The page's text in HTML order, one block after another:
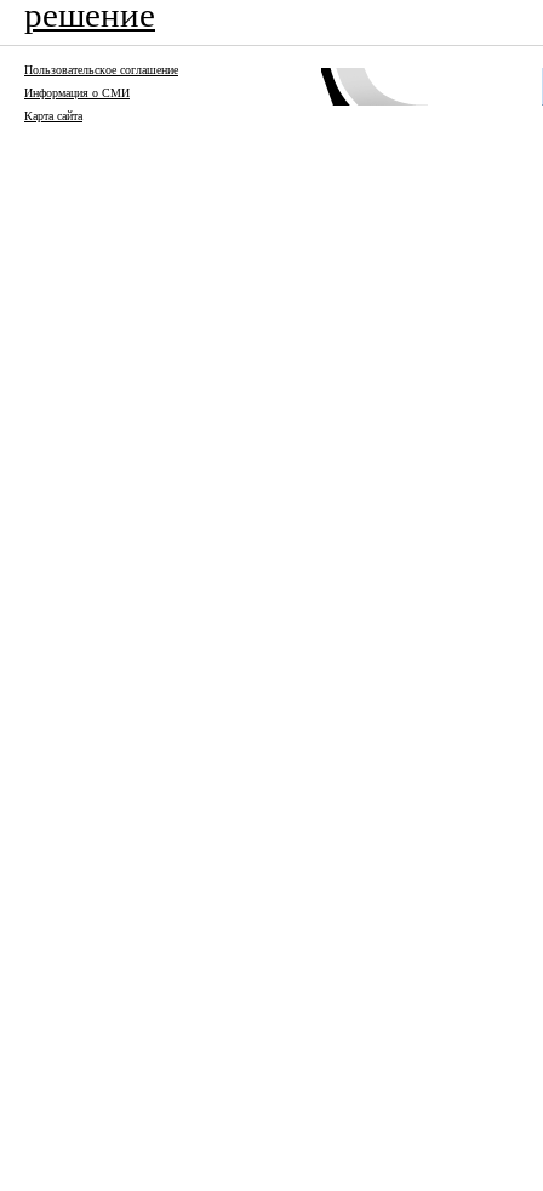
решение
Пользовательское соглашение
Информация о СМИ
Карта сайта